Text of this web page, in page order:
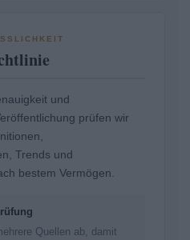
und
prüfen wir
Trends und
bestem Vermögen.
Quellen ab, damit